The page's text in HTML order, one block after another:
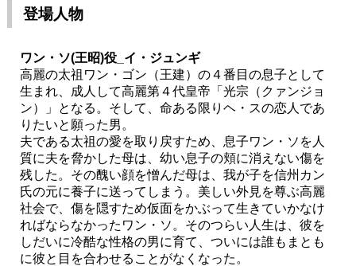
登場人物
ワン・ソ(王昭)役_イ・ジュンギ
高麗の太祖ワン・ゴン（王建）の４番目の息子として
生まれ、成人して高麗第４代皇帝「光宗（クァンジョ
ン）」となる。そして、命ある限りヘ・スの恋人であ
りたいと願った男。
夫である太祖の愛を取り戻すため、息子ワン・ソを人
質に夫を脅かした母は、幼い息子の頬に消えない傷を
残した。その醜い顔を憎んだ母は、我が子を信州カン
氏の元に養子に送ってしまう。美しい外見を尊ぶ高麗
社会で、傷を隠すため仮面をかぶって生きていかなけ
ればならなかったワン・ソ。そのつらい人生は、彼を
しだいに冷酷な性格の男に育て、ついには誰もまとも
に彼と目を合わせることがなくなった。